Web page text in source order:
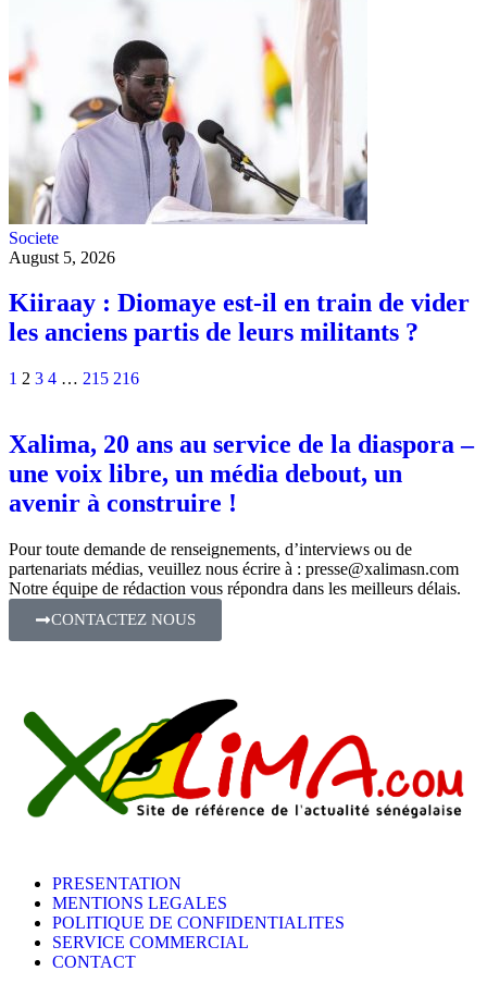
Societe
August 5, 2026
Kiiraay : Diomaye est-il en train de vider
les anciens partis de leurs militants ?
1 2 3 4 … 215 216
Xalima, 20 ans au service de la diaspora –
une voix libre, un média debout, un
avenir à construire !
Pour toute demande de renseignements, d’interviews ou de
partenariats médias, veuillez nous écrire à : presse@xalimasn.com
Notre équipe de rédaction vous répondra dans les meilleurs délais.
CONTACTEZ NOUS
PRESENTATION
MENTIONS LEGALES
POLITIQUE DE CONFIDENTIALITES
SERVICE COMMERCIAL
CONTACT